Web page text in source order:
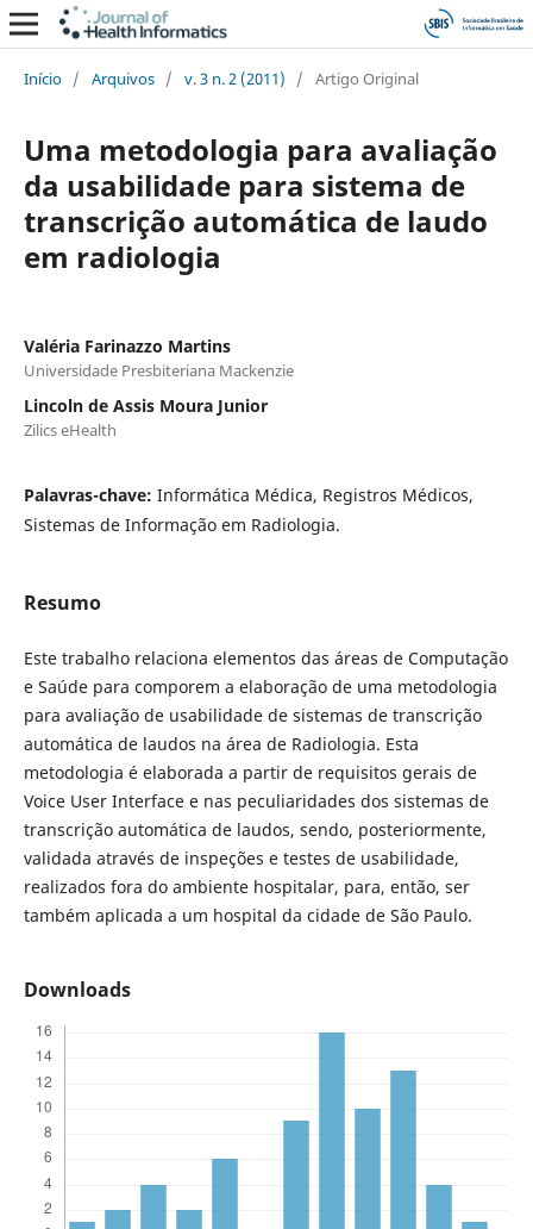
Início / Arquivos / v. 3 n. 2 (2011) / Artigo Original
Uma metodologia para avaliação
da usabilidade para sistema de
transcrição automática de laudo
em radiologia
Valéria Farinazzo Martins
Universidade Presbiteriana Mackenzie
Lincoln de Assis Moura Junior
Zilics eHealth
Palavras-chave: Informática Médica, Registros Médicos,
Sistemas de Informação em Radiologia.
Resumo
Este trabalho relaciona elementos das áreas de Computação
e Saúde para comporem a elaboração de uma metodologia
para avaliação de usabilidade de sistemas de transcrição
automática de laudos na área de Radiologia. Esta
metodologia é elaborada a partir de requisitos gerais de
Voice User Interface e nas peculiaridades dos sistemas de
transcrição automática de laudos, sendo, posteriormente,
validada através de inspeções e testes de usabilidade,
realizados fora do ambiente hospitalar, para, então, ser
também aplicada a um hospital da cidade de São Paulo.
Downloads